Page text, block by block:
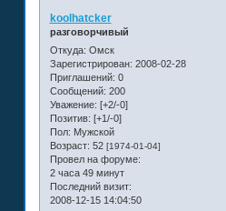
koolhatcker
разговорчивый
Откуда: Омск
Зарегистрирован: 2008-02-28
Приглашений: 0
Сообщений: 200
Уважение: [+2/-0]
Позитив: [+1/-0]
Пол: Мужской
Возраст: 52 [1974-01-04]
Провел на форуме:
2 часа 49 минут
Последний визит:
2008-12-15 14:04:50